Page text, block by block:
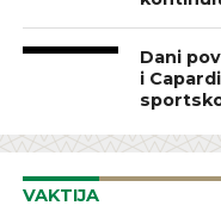
Dani
i
VAKTIJA